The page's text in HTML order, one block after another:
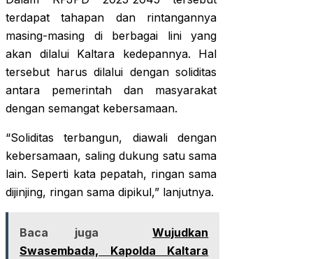
terdapat tahapan dan rintangannya
masing-masing di berbagai lini yang
akan dilalui Kaltara kedepannya. Hal
tersebut harus dilalui dengan soliditas
antara pemerintah dan masyarakat
dengan semangat kebersamaan.
“Soliditas terbangun, diawali dengan
kebersamaan, saling dukung satu sama
lain. Seperti kata pepatah, ringan sama
dijinjing, ringan sama dipikul,” lanjutnya.
Baca juga
Wujudkan
Swasembada, Kapolda Kaltara